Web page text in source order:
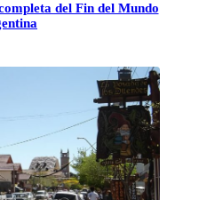
del Fin del Mundo